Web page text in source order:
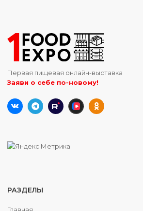
Первая пищевая онлайн-выставка
Заяви о себе по-новому!
РАЗДЕЛЫ